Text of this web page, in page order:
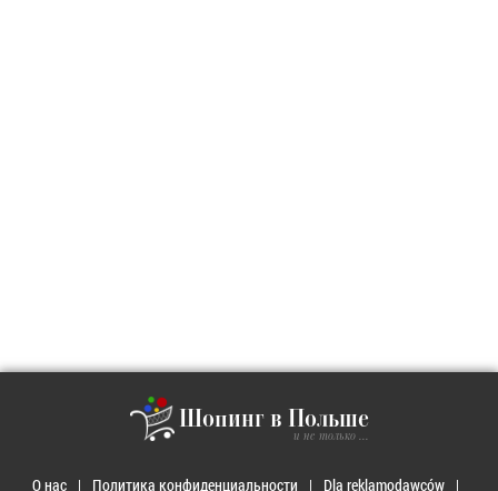
Шопинг в Польше
и не только ...
О нас Политика конфиденциальности Dla reklamodawców